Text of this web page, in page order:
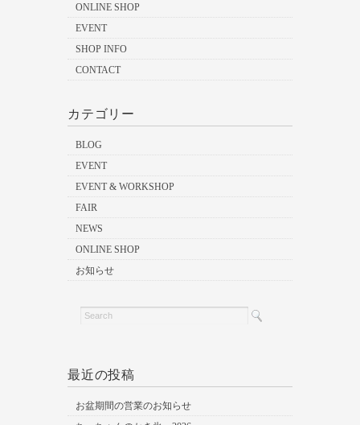
ONLINE SHOP
EVENT
SHOP INFO
CONTACT
カテゴリー
BLOG
EVENT
EVENT & WORKSHOP
FAIR
NEWS
ONLINE SHOP
お知らせ
最近の投稿
お盆期間の営業のお知らせ